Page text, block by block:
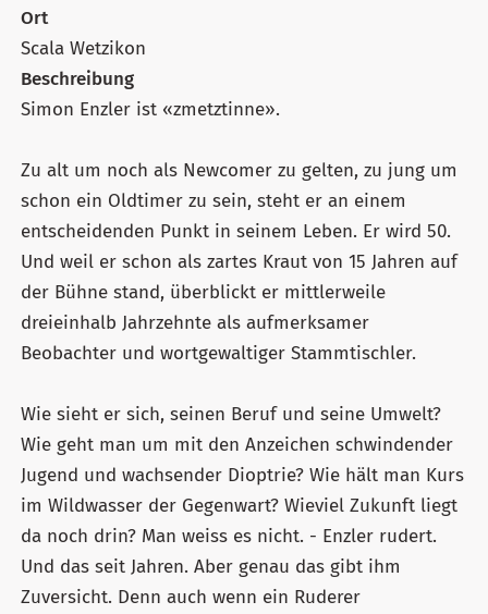
Ort
Scala Wetzikon
Beschreibung
Simon Enzler ist «zmetztinne».
Zu alt um noch als Newcomer zu gelten, zu jung um
schon ein Oldtimer zu sein, steht er an einem
entscheidenden Punkt in seinem Leben. Er wird 50.
Und weil er schon als zartes Kraut von 15 Jahren auf
der Bühne stand, überblickt er mittlerweile
dreieinhalb Jahrzehnte als aufmerksamer
Beobachter und wortgewaltiger Stammtischler.
Wie sieht er sich, seinen Beruf und seine Umwelt?
Wie geht man um mit den Anzeichen schwindender
Jugend und wachsender Dioptrie? Wie hält man Kurs
im Wildwasser der Gegenwart? Wieviel Zukunft liegt
da noch drin? Man weiss es nicht. - Enzler rudert.
Und das seit Jahren. Aber genau das gibt ihm
Zuversicht. Denn auch wenn ein Ruderer